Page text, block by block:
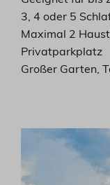
3, 4 oder 5
Maximal 2
Privatparkplatz
Großer Garten,